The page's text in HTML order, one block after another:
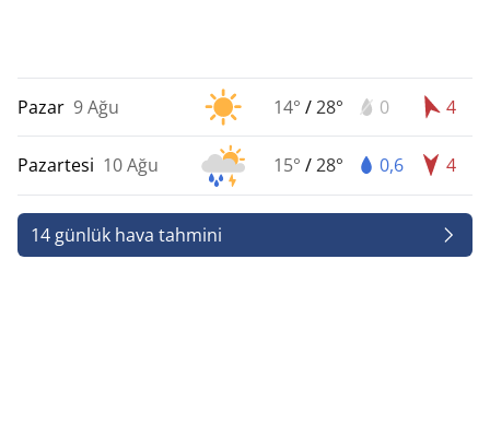
Pazar 9 Ağu 14° /28° 0 4
Pazartesi 10 Ağu 15° /28° 0,6 4
14 günlük hava tahmini